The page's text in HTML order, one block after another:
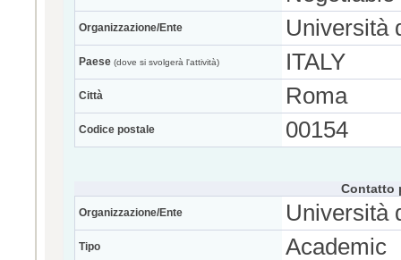
Organizzazione/Ente Università
Paese (dove si svolgerà l'attività) ITALY
Città Roma
Codice postale 00154
Contatto
Organizzazione/Ente Università
Tipo Academic